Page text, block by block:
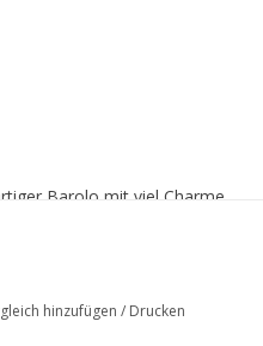
Barolo mit viel Charme
und einladend:
lange weggesperren und
hinzufügen / Drucken